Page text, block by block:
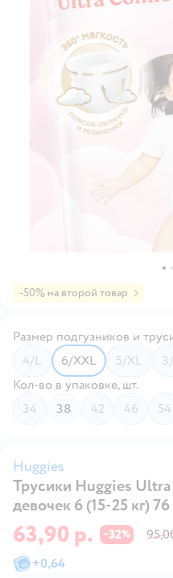
-50% на второй товар
Размер подгузников и
4/L
6/XXL 5/XL
Кол-во в упаковке, шт.
34
38 42 46 54
Huggies
Трусики Huggies
девочек 6 (15-25 кг)
63,90 р. −32%
+0,64